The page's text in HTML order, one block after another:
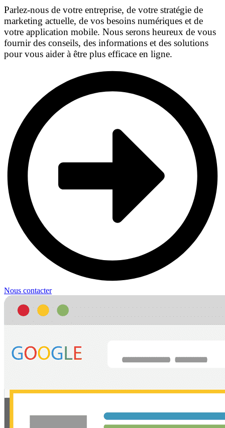
Parlez-nous de votre entreprise, de votre stratégie de
marketing actuelle, de vos besoins numériques et de
votre application mobile. Nous serons heureux de vous
fournir des conseils, des informations et des solutions
pour vous aider à être plus efficace en ligne.
Nous contacter